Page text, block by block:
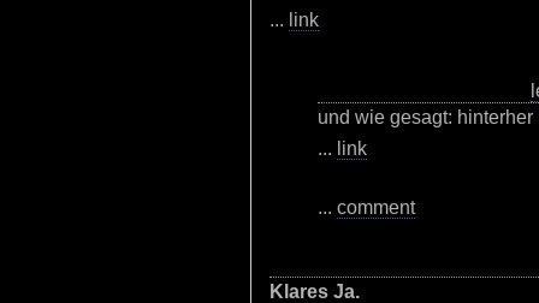
... link
und wie gesagt:
... link
... comment
Klares Ja.